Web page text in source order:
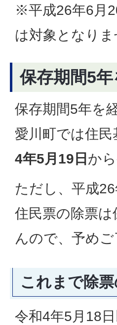
※平成26年6月
は対象となり
保存期間5
保存期間5年を
愛川町では住
4年5月19日 か
ただし、平成
住民票の除票
んので、予めご
これまで除
令和4年5月18